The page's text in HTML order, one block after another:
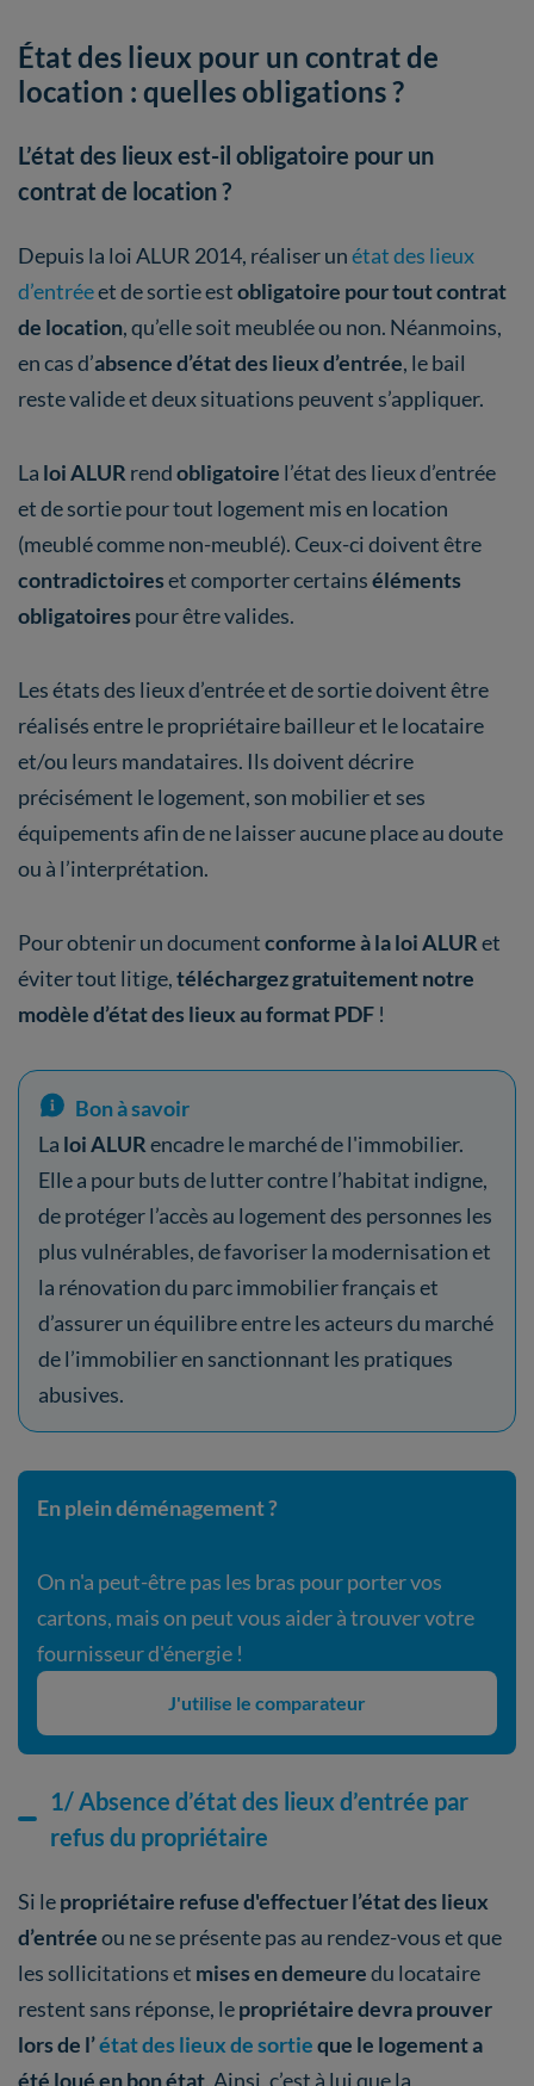
État des lieux pour un contrat de
location : quelles obligations ?
L’état des lieux est-il obligatoire pour un
contrat de location ?
Depuis la loi ALUR 2014, réaliser unétat des lieux
d’entréeet de sortie estobligatoire pour tout contrat
de location, qu’elle soit meublée ou non. Néanmoins,
en cas d’absence d’état des lieux d’entrée, le bail
reste valide et deux situations peuvent s’appliquer.
La loi ALURrendobligatoire l’état des lieux d’entrée
et de sortie pour tout logement mis en location
(meublé comme non-meublé). Ceux-ci doivent être
contradictoireset comporter certainséléments
obligatoires pour être valides.
Les états des lieux d’entrée et de sortie doivent être
réalisés entre le propriétaire bailleur et le locataire
et/ou leurs mandataires. Ils doivent décrire
précisément le logement, son mobilier et ses
équipements afin de ne laisser aucune place au doute
ou à l’interprétation.
Pour obtenir un documentconforme à la loi ALURet
éviter tout litige,téléchargez gratuitement notre
modèle d’état des lieux au format PDF !
Bon à savoir
La loi ALURencadre le marché de l'immobilier.
Elle a pour buts de lutter contre l’habitat indigne,
de protéger l’accès au logement des personnes les
plus vulnérables, de favoriser la modernisation et
la rénovation du parc immobilier français et
d’assurer un équilibre entre les acteurs du marché
de l’immobilier en sanctionnant les pratiques
abusives.
En plein déménagement ?
On n'a peut-être pas les bras pour porter vos
cartons, mais on peut vous aider à trouver votre
fournisseur d'énergie !
J'utilise le comparateur
1/ Absence d’état des lieux d’entrée par
refus du propriétaire
Si lepropriétaire refuse d'effectuer l’état des lieux
d’entréeou ne se présente pas au rendez-vous et que
les sollicitations et mises en demeuredu locataire
restent sans réponse, lepropriétaire devra prouver
lors de l’état des lieux de sortieque le logement a
été loué en bon état . Ainsi, c’est à lui que la